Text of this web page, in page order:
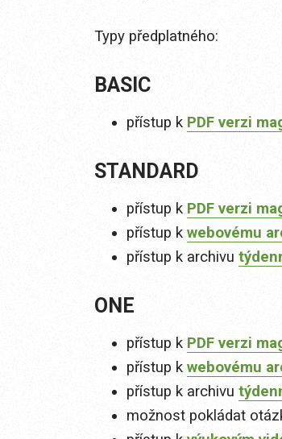
Typy předplatného:
BASIC
přístup k PDF verzi
STANDARD
přístup k PDF verzi
přístup k webovému
přístup k archivu
ONE
přístup k PDF verzi
přístup k webovému
přístup k archivu
možnost pokládat